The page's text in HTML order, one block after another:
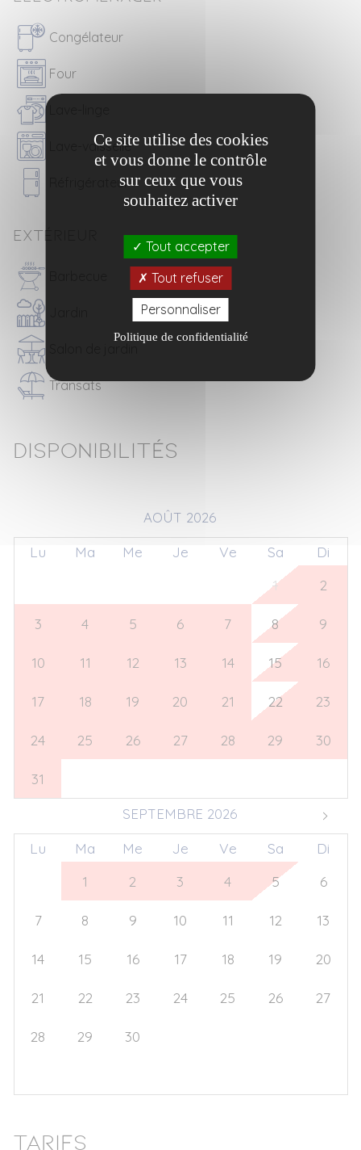
Congélateur
Four
Lave-vaisselle
Réfrigérateur
Extérieur
Transats
Disponibilités
AOÛT 2026
Lu Ma Me Je Ve Sa
Di
1 2
3 4 5 6 7 8 9
10 11 12 13 14 15 16
17 18 19 20 21 22 23
24 25 26 27 28 29 30
31
SEPTEMBRE 2026
Lu Ma Me Je Ve Sa
Di
1 2 3 4 5 6
7 8 9 10 11 12 13
14 15 16 17 18 19 20
21 22 23 24 25 26 27
28 29 30
Tarifs
Ce site utilise des cookies
et vous donne le contrôle
sur ceux que vous
souhaitez activer
Tout accepter
Tout refuser
Personnaliser
Politique de confidentialité